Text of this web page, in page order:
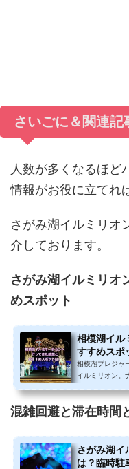
さいごに＆関連記
人数が多くなるほど
情報がお役に立てれ
さがみ湖イルミリオ
介しております。
さがみ湖イルミリオ
めスポット
相模湖イル
すすめスポ
相模湖プレジャ
イルミリオン。
混雑回避と滞在時間
さがみ湖イ
は？臨時駐